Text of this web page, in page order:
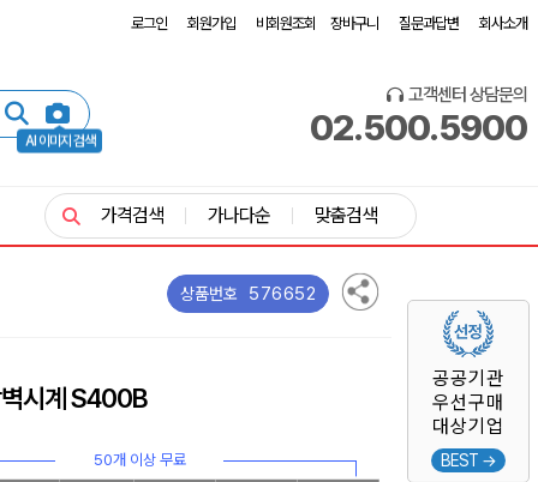
로그인 회원가입 비회원조회 장바구니 질문과답변 회사소개
AI 이미지 검색
고객센터 상담문의
02.500.5900
공공기관
우선구매
대상기업
BEST →
가격검색 가나다순 맞춤검색
상품번호 576652
시계 S400B
50개 이상 무료